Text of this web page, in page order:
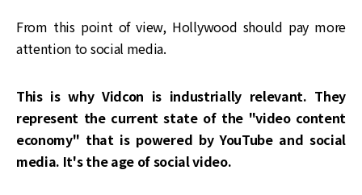
From this point of view, Hollywood should pay more
attention to social media.
This is why Vidcon is industrially relevant. They
represent the current state of the "video content
economy" that is powered by YouTube and social
media. It's the age of social video.